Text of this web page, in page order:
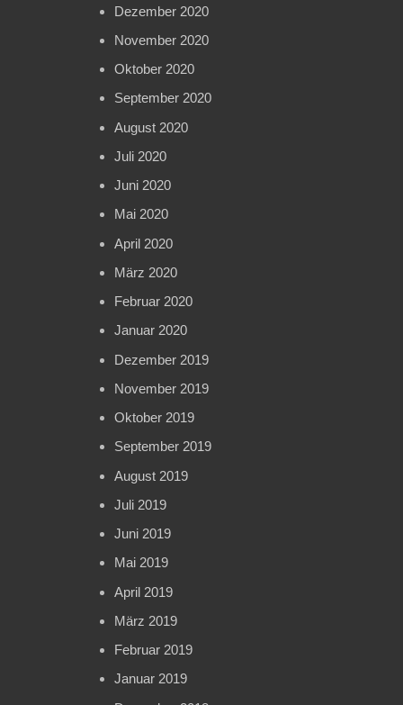
Dezember 2020
November 2020
Oktober 2020
September 2020
August 2020
Juli 2020
Juni 2020
Mai 2020
April 2020
März 2020
Februar 2020
Januar 2020
Dezember 2019
November 2019
Oktober 2019
September 2019
August 2019
Juli 2019
Juni 2019
Mai 2019
April 2019
März 2019
Februar 2019
Januar 2019